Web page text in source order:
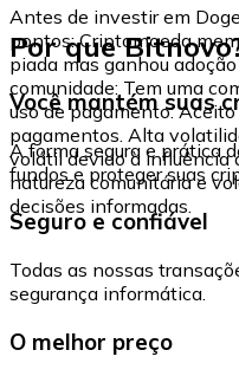
Antes de investir em
pontos: Criptomoeda
piada mas ganhou
comunidade: Tem uma
uso de pagamento:
pagamentos. Alta
volátil devido à influência
natureza comunitária e
decisões informadas.
Por que
Você mantém suas
A forma segura e prática
fundos e proteger suas
Seguro e confiável
Todas as nossas
segurança informática.
O melhor preço